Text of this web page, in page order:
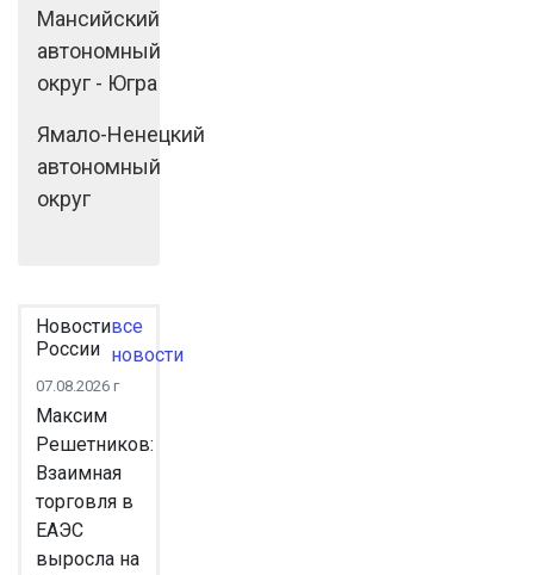
Мансийский
автономный
округ - Югра
Ямало-Ненецкий
автономный
округ
Новости
России
все
новости
07.08.2026 г
Максим
Решетников:
Взаимная
торговля в
ЕАЭС
выросла на